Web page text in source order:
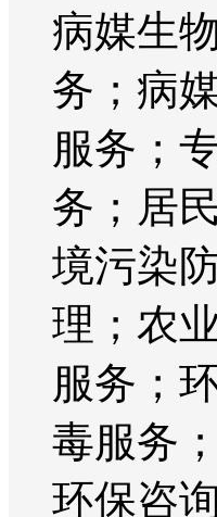
病媒生
务；病
服务；
务；居
境污染
理；农
服务；
毒服务
环保咨